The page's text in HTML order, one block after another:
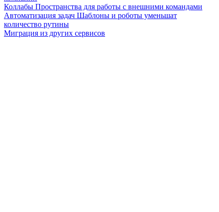
Коллабы Пространства для работы с внешними командами
Автоматизация задач Шаблоны и роботы уменьшат
количество рутины
Миграция из других сервисов